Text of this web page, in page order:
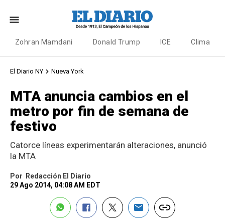
Zohran Mamdani Donald Trump ICE Clima
El Diario NY Nueva York
MTA anuncia cambios en el
metro por fin de semana de
festivo
Catorce líneas experimentarán alteraciones, anunció
la MTA
Por
Redacción El Diario
29 Ago 2014, 04:08 AM EDT